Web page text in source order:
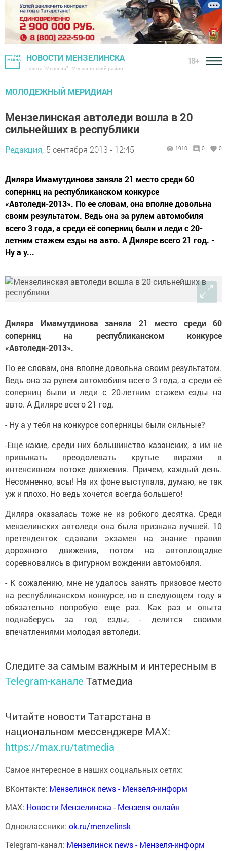
НОВОСТИ МЕНЗЕЛИНСКА
Газета "Мензеля" - Мензелинский район
18+
МОЛОДЕЖНЫЙ МЕРИДИАН
Мензелинская автоледи вошла в 20
сильнейших в республики
Редакция, 5 сентября 2013 - 12:45 1910 0 0
Диляра Имамутдинова заняла 21 место среди 60
соперниц на республиканском конкурсе
«Автоледи-2013». По ее словам, она вполне довольна
своим результатом. Ведь она за рулем автомобиля
всего 3 года, а среди её соперниц были и леди с 20-
летним стажем езды на авто. А Диляре всего 21 год. -
Ну а у...
Диляра Имамутдинова заняла 21 место среди 60
соперниц на республиканском конкурсе
«Автоледи-2013».
По ее словам, она вполне довольна своим результатом.
Ведь она за рулем автомобиля всего 3 года, а среди её
соперниц были и леди с 20-летним стажем езды на
авто. А Диляре всего 21 год.
- Ну а у тебя на конкурсе соперницы были сильные?
-Еще какие, среди них большинство казанских, а им не
привыкать преодолевать крутые виражи в
интенсивном потоке движения. Причем, каждый день.
Несомненно, асы! На их фоне выступала, думаю, не так
уж и плохо. Но ведь хочется всегда большего!
Диляра оказалась тоже не из робкого десятка. Среди
мензелинских автоледи она была признана лучшей. 10
претенденток сдавали экзамен на знание правил
дорожного движения, потом на автоплощадке
соревновались в фигурном вождении автомобиля.
- К сожалению, мне не удалось занять призовое место
на республиканском конкурсе, но в следующем году я
обязательно попробую еще раз. Как раз и опыта
поднаберусь за год езды, - делится своими
впечатлениями молодая автоледи.
Следите за самым важным и интересным в
Telegram-канале Татмедиа
Читайте новости Татарстана в
национальном мессенджере MАХ:
https://max.ru/tatmedia
Самое интересное в наших социальных сетях:
ВКонтакте: Мензелинск news - Мензеля-информ
MAX: Новости Мензелинска - Мензеля онлайн
Одноклассники: ok.ru/menzelinsk
Telegram-канал: Мензелинск news - Мензеля-информ